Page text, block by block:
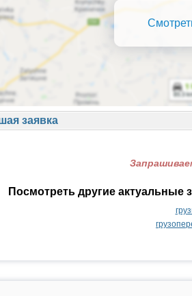
заявка
Посмотреть другие актуальные